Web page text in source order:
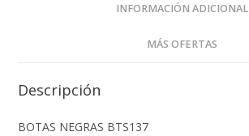
INFORMACIÓN ADICIONAL
MÁS OFERTAS
Descripción
BOTAS NEGRAS BTS137